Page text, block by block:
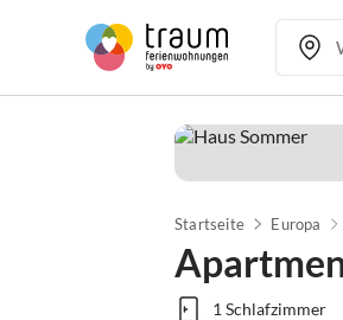
Startseite Europa
1 Schlafzimmer